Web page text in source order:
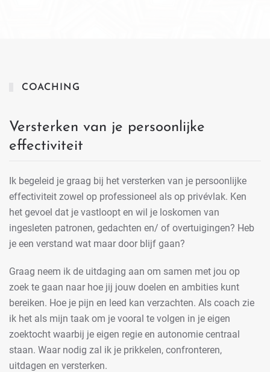
COACHING
Versterken van je persoonlijke
effectiviteit
Ik begeleid je graag bij het versterken van je persoonlijke
effectiviteit zowel op professioneel als op privévlak. Ken
het gevoel dat je vastloopt en wil je loskomen van
ingesleten patronen, gedachten en/ of overtuigingen? Heb
je een verstand wat maar door blijf gaan?
Graag neem ik de uitdaging aan om samen met jou op
zoek te gaan naar hoe jij jouw doelen en ambities kunt
bereiken. Hoe je pijn en leed kan verzachten. Als coach zie
ik het als mijn taak om je vooral te volgen in je eigen
zoektocht waarbij je eigen regie en autonomie centraal
staan. Waar nodig zal ik je prikkelen, confronteren,
uitdagen en versterken.